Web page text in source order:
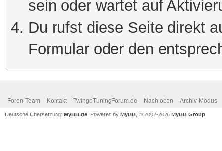
sein oder wartet auf
Du rufst diese Seite direkt
Formular oder den
Foren-Team Kontakt TwingoTuningForum.de Nach oben Archiv-Modus
Deutsche Übersetzung: MyBB.de , Powered by MyBB , © 2002-2026 MyBB Group